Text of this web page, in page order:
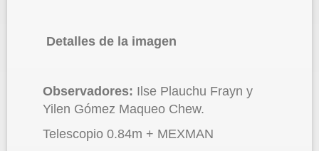
Detalles de la imagen
Observadores: Ilse Plauchu Frayn y
Yilen Gómez Maqueo Chew.
Telescopio 0.84m + MEXMAN